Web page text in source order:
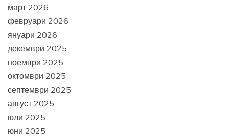
март 2026
февруари 2026
януари 2026
декември 2025
ноември 2025
октомври 2025
септември 2025
август 2025
юли 2025
юни 2025